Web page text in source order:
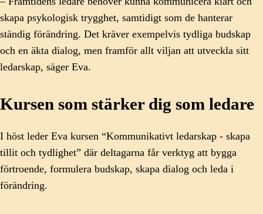
skapa psykologisk trygghet, samtidigt som de hanterar
ständig förändring. Det kräver exempelvis tydliga budskap
och en äkta dialog, men framför allt viljan att utveckla sitt
ledarskap, säger Eva.
Kursen som stärker dig som ledare
I höst leder Eva kursen “Kommunikativt ledarskap - skapa
tillit och tydlighet” där deltagarna får verktyg att bygga
förtroende, formulera budskap, skapa dialog och leda i
förändring.